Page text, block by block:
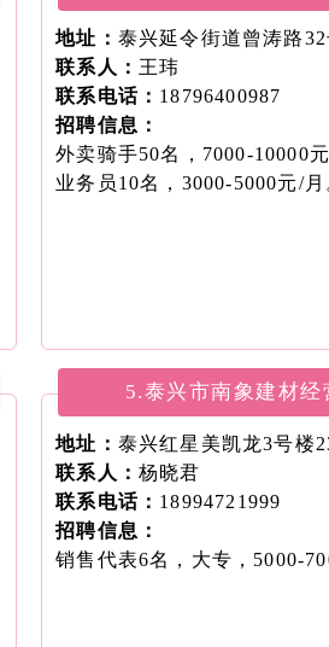
地址： 泰兴延令街道曾涛路32
联系人： 王玮
联系电话： 18796400987
招聘信息：
外卖骑手50名，7000-10000元
业务员10名，3000-5000元/月
5.泰兴市南象建材经
地址： 泰兴红星美凯龙3号楼
联系人： 杨晓君
联系电话： 18994721999
招聘信息：
销售代表6名，大专，5000-